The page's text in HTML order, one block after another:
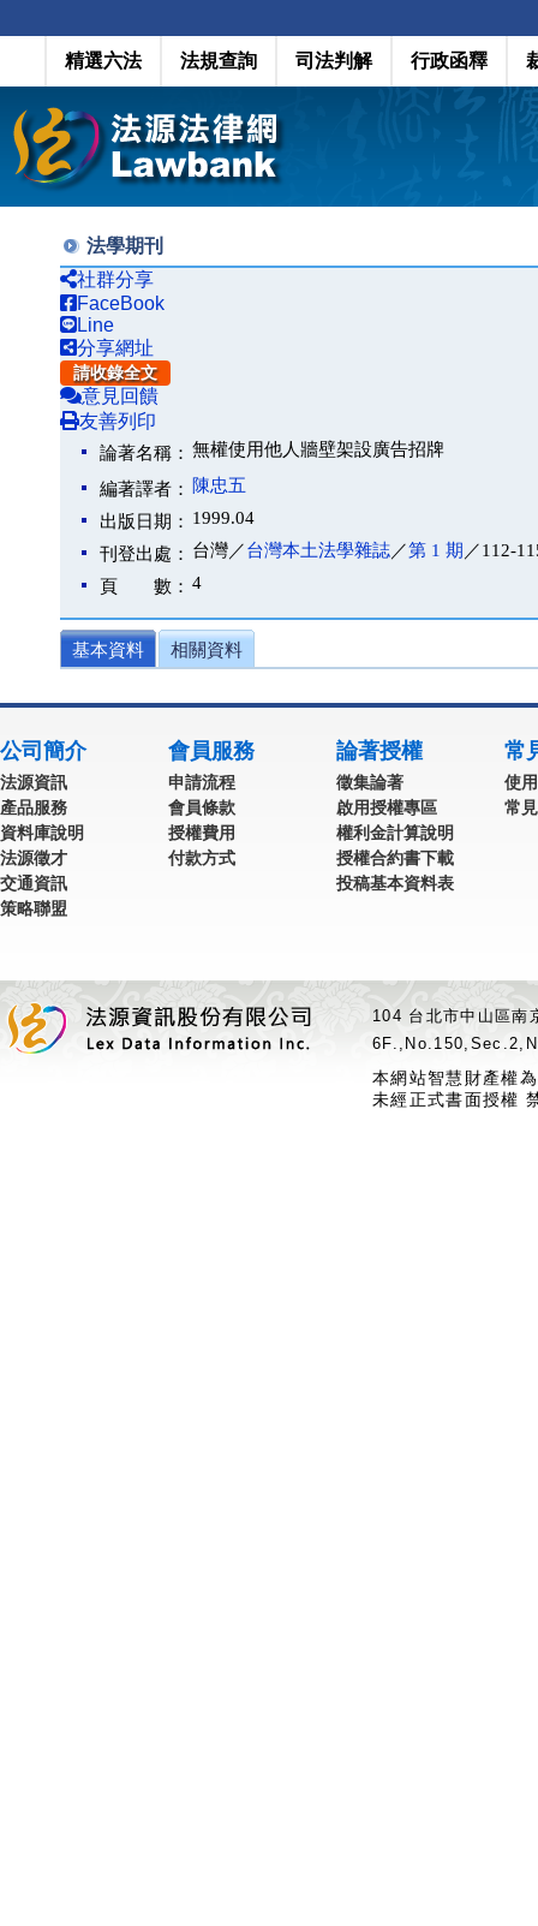
精選六法 法規查詢 司法判解 行政函釋
法學期刊
社群分享
FaceBook
Line
分享網址
請收錄全文
意見回饋
友善列印
論著名稱： 無權使用他人牆壁架設廣告招牌
編著譯者：
陳忠五
出版日期： 1999.04
刊登出處： 台灣／台灣本土法學雜誌／第 1 期 ／112-
頁 數： 4
基本資料 相關資料
公司簡介
法源資訊
產品服務
資料庫說明
法源徵才
交通資訊
策略聯盟
會員服務
申請流程
會員條款
授權費用
付款方式
論著授權
徵集論著
啟用授權專區
權利金計算說明
授權合約書下載
投稿基本資料表
常
使
常
104 台北市中山區
本網站智慧財產權
未經正式書面授權